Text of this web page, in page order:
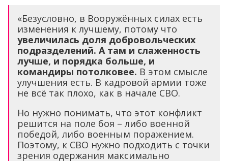
«Безусловно, в Вооружённых силах есть
изменения к лучшему, потому что
увеличилась доля добровольческих
подразделений. А там и слаженность
лучше, и порядка больше, и
командиры потолковее. В этом смысле
улучшения есть. В кадровой армии тоже
не всё так плохо, как в начале СВО.
Но нужно понимать, что этот конфликт
решится на поле боя – либо военной
победой, либо военным поражением.
Поэтому, к СВО нужно подходить с точки
зрения одержания максимально